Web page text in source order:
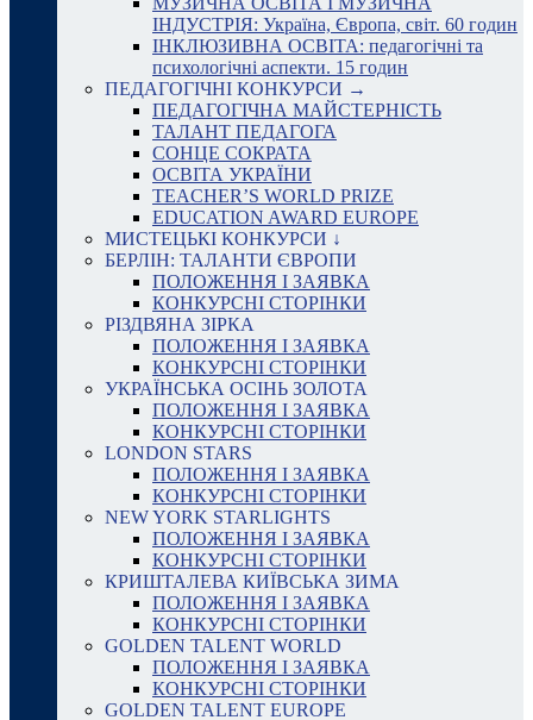
ІНДУСТРІЯ: Україна, Європа, світ. 60 годин
ІНКЛЮЗИВНА ОСВІТА: педагогічні та
психологічні аспекти. 15 годин
ПЕДАГОГІЧНІ КОНКУРСИ →
ПЕДАГОГІЧНА МАЙСТЕРНІСТЬ
ТАЛАНТ ПЕДАГОГА
СОНЦЕ СОКРАТА
ОСВІТА УКРАЇНИ
TEACHER’S WORLD PRIZE
EDUCATION AWARD EUROPE
МИСТЕЦЬКІ КОНКУРСИ ↓
БЕРЛІН: ТАЛАНТИ ЄВРОПИ
ПОЛОЖЕННЯ І ЗАЯВКА
КОНКУРСНІ СТОРІНКИ
РІЗДВЯНА ЗІРКА
ПОЛОЖЕННЯ І ЗАЯВКА
КОНКУРСНІ СТОРІНКИ
УКРАЇНСЬКА ОСІНЬ ЗОЛОТА
ПОЛОЖЕННЯ І ЗАЯВКА
КОНКУРСНІ СТОРІНКИ
LONDON STARS
ПОЛОЖЕННЯ І ЗАЯВКА
КОНКУРСНІ СТОРІНКИ
NEW YORK STARLIGHTS
ПОЛОЖЕННЯ І ЗАЯВКА
КОНКУРСНІ СТОРІНКИ
КРИШТАЛЕВА КИЇВСЬКА ЗИМА
ПОЛОЖЕННЯ І ЗАЯВКА
КОНКУРСНІ СТОРІНКИ
GOLDEN TALENT WORLD
ПОЛОЖЕННЯ І ЗАЯВКА
КОНКУРСНІ СТОРІНКИ
GOLDEN TALENT EUROPE